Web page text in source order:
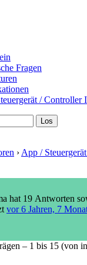
Fragen
/ Controller
› App /
hat 19 Antworten
vor 6 Jahren, 7
– 1 bis 15 (von